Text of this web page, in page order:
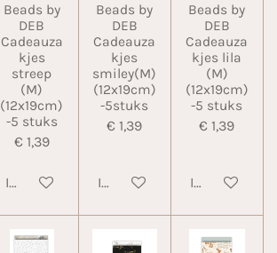
Beads by
DEB
Cadeauza
kjes
streep
(M)
(12x19cm)
-5 stuks
€ 1,39
In winkelwagen
Beads by
DEB
Cadeauza
kjes
smiley(M)
(12x19cm)
-5stuks
€ 1,39
In winkelwagen
Beads by
DEB
Cadeauza
kjes lila
(M)
(12x19cm)
-5 stuks
€ 1,39
In